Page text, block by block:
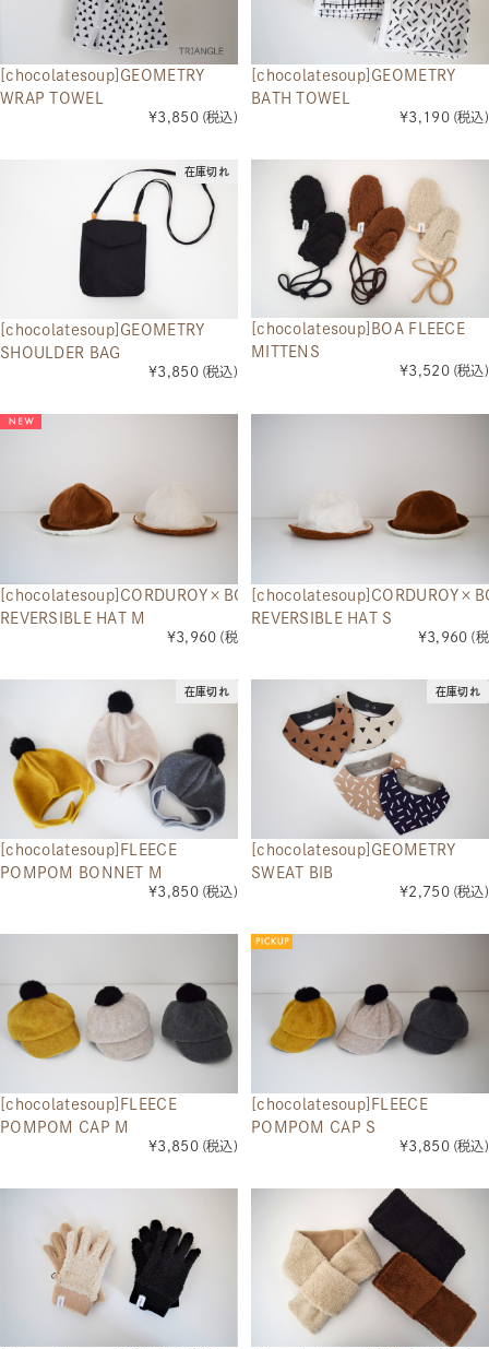
[chocolatesoup]GEOMETRY
WRAP TOWEL
¥3,850 (税込)
[chocolatesoup]GEOMETRY
BATH TOWEL
¥3,190 (税込)
[chocolatesoup]GEOMETRY
SHOULDER BAG
¥3,850 (税込)
在庫切れ
[chocolatesoup]BOA FLEECE
MITTENS
¥3,520 (税込)
[chocolatesoup]CORDUROY×BOA
REVERSIBLE HAT M
¥3,960 (税込)
REVERSIBLE HAT S
¥3,960 (
[chocolatesoup]FLEECE
POMPOM BONNET M
¥3,850 (税込)
在庫切れ
[chocolatesoup]GEOMETRY
SWEAT BIB
¥2,750 (税込)
在庫切れ
[chocolatesoup]FLEECE
POMPOM CAP M
¥3,850 (税込)
[chocolatesoup]FLEECE
POMPOM CAP S
¥3,850 (税込)